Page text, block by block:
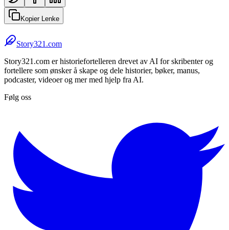
Kopier Lenke
Story321.com
Story321.com er historiefortelleren drevet av AI for skribenter og
fortellere som ønsker å skape og dele historier, bøker, manus,
podcaster, videoer og mer med hjelp fra AI.
Følg oss